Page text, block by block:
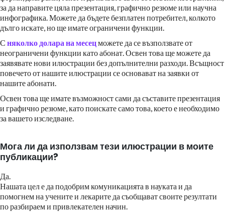
за да направите цяла презентация, графично резюме или научна
инфографика. Можете да бъдете безплатен потребител, колкото
дълго искате, но ще имате ограничени функции.
С няколко долара на месецможете да се възползвате от
неограничени функции като абонат. Освен това ще можете да
заявявате нови илюстрации без допълнителни разходи. Всъщност
повечето от нашите илюстрации се основават на заявки от
нашите абонати.
Освен това ще имате възможност сами да съставите презентация
и графично резюме, като поискате само това, което е необходимо
за вашето изследване.
Мога ли да използвам тези илюстрации в моите
публикации?
Да.
Нашата цел е да подобрим комуникацията в науката и да
помогнем на учените и лекарите да съобщават своите резултати
по разбираем и привлекателен начин.